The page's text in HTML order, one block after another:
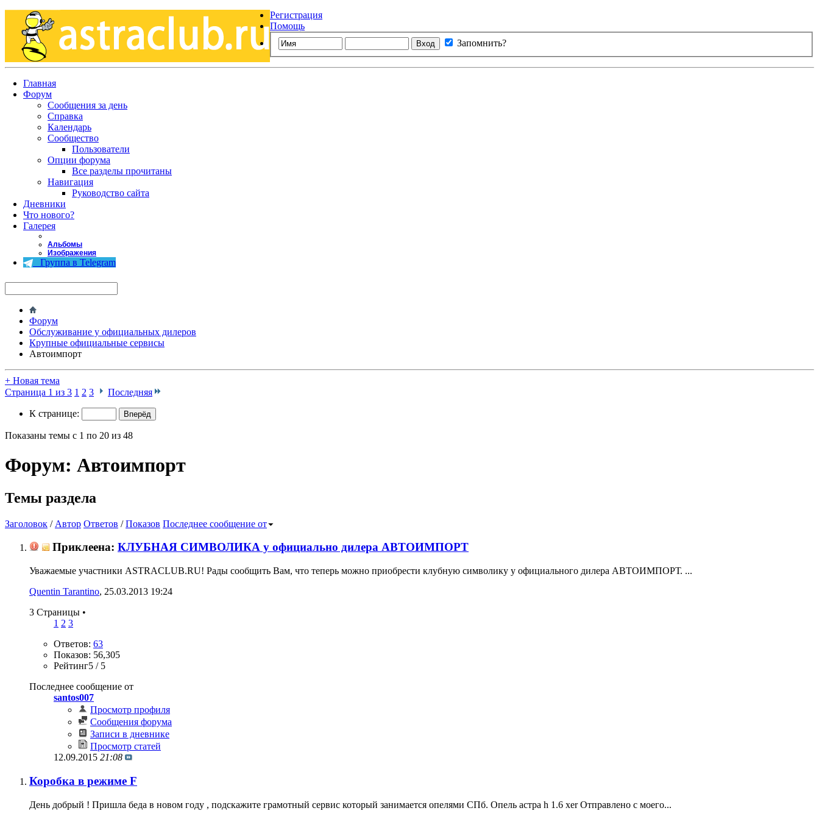
Регистрация
Помощь
Запомнить?
Главная
Форум
Сообщения за день
Справка
Календарь
Сообщество
Пользователи
Опции форума
Все разделы прочитаны
Навигация
Руководство сайта
Дневники
Что нового?
Галерея
Альбомы
Изображения
Группа в Telegram
Форум
Обслуживание у официальных дилеров
Крупные официальные сервисы
Автоимпорт
+ Новая тема
Страница 1 из 3 1 2 3 Последняя
К странице:
Показаны темы с 1 по 20 из 48
Форум: Автоимпорт
Темы раздела
Заголовок / Автор Ответов /Показов Последнее сообщение от
Приклеена: КЛУБНАЯ СИМВОЛИКА у официально дилера АВТОИМПОРТ
Уважаемые участники ASTRACLUB.RU! Рады сообщить Вам, что теперь можно приобрести клубную символику у официального дилера АВТОИМПОРТ. ...
Quentin Tarantino‎, 25.03.2013 19:24
3 Страницы •
1 2 3
Ответов: 63
Показов: 56,305
Рейтинг5 / 5
Последнее сообщение от
santos007
Просмотр профиля
Сообщения форума
Записи в дневнике
Просмотр статей
12.09.2015 21:08
Коробка в режиме F
День добрый ! Пришла беда в новом году , подскажите грамотный сервис который занимается опелями СПб. Опель астра h 1.6 xer Отправлено с моего...